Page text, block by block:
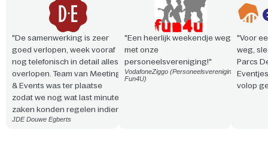
"De samenwerking is zeer
goed verlopen, week vooraf
nog telefonisch in detail alles
overlopen. Team van Meeting
& Events was ter plaatse
zodat we nog wat last minute
zaken konden regelen indien
nodig. Vriendelijke en
JDE Douwe Egberts
"Een heerlijk weekendje weg
met onze
personeelsvereniging!"
VodafoneZiggo (Personeelsvereniging
Fun4U)
"Voor
weg,
Parcs
volop